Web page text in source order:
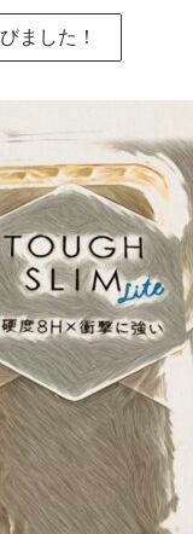
ました！